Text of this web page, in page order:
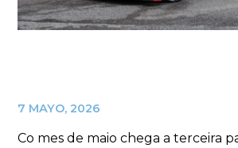
7 MAYO, 2026
Co mes de maio chega a terceira